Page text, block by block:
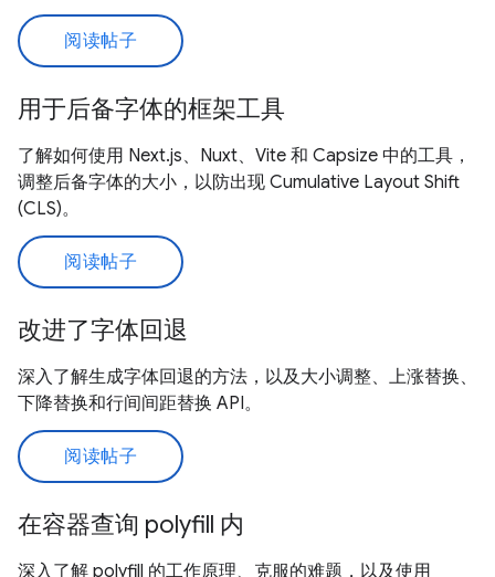
阅读帖子
用于后备字体的框架工具
了解如何使用 Next.js、Nuxt、Vite 和 Capsize 中的工具，
调整后备字体的大小，以防出现 Cumulative Layout Shift
(CLS)。
阅读帖子
改进了字体回退
深入了解生成字体回退的方法，以及大小调整、上涨替换、
下降替换和行间间距替换 API。
阅读帖子
在容器查询 polyfill 内
深入了解 polyfill 的工作原理、克服的难题，以及使用